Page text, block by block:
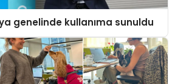
genelinde kullanıma sunuldu